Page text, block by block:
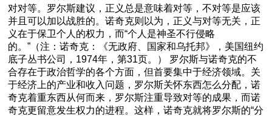
对对等。罗尔斯建议，正义总是意味着对等，不对等是应该
并且可以加以战胜的。诺奇克则以为，正义与对等无关，正
义在于保卫个人的权力，而“个人是神圣不行侵略
的。”（注：诺奇克：《无政府、国家和乌托邦》，美国纽约
底子丛书公司，1974年，第31页。） 罗尔斯与诺奇克的不
合存在于政治哲学的各个方面，但首要集中于经济领域。关
于经济上的产业和收入问题，罗尔斯关怀东西怎么分配，诺
奇克着重东西从何而来，罗尔斯注重导致对等的成果，而诺
奇克更留意发生权力的进程。这样，诺奇克就将罗尔斯的“分